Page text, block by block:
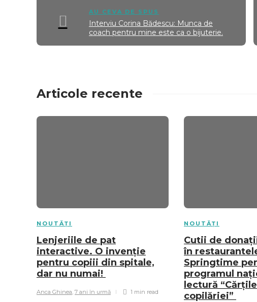
AU CEVA DE SPUS
Interviu Corina Bădescu: Munca de
coach pentru mine este ca o bijuterie.
Articole recente
NOUTĂȚI
Lenjeriile de pat
interactive. O invenție
pentru copiii din spitale,
dar nu numai!
Anca Ghinea, 7 ani în urmă 1 min read
NOUTĂȚI
Cutii de
în
Springtime
programul
lectură “Cărțile
copilăriei”